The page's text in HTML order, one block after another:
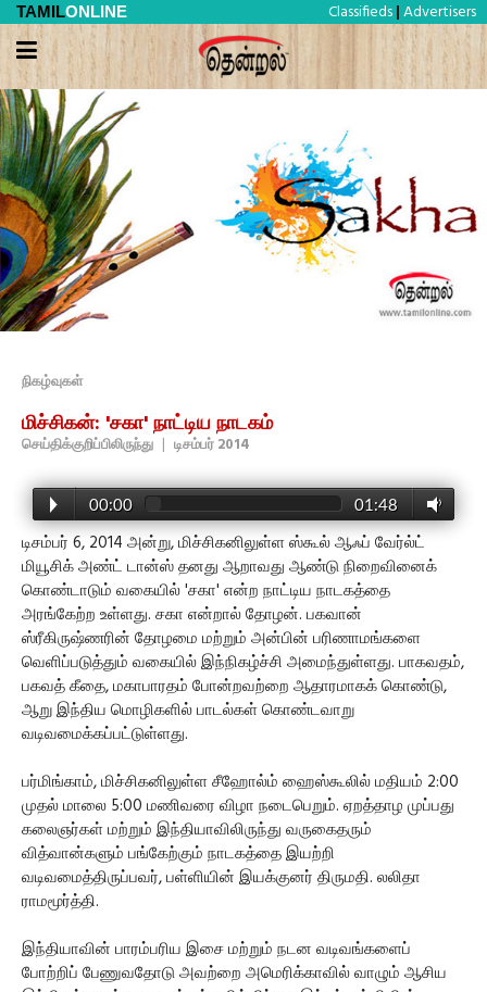
TAMILONLINE Classifieds | Advertisers
நிகழ்வுகள்
மிச்சிகன்: 'சகா' நாட்டிய நாடகம்
செய்திக்குறிப்பிலிருந்து | டிசம்பர் 2014
00:00 01:48
டிசம்பர் 6, 2014 அன்று, மிச்சிகனிலுள்ள ஸ்கூல் ஆஃப் வேர்ல்ட்
மியூசிக் அண்ட் டான்ஸ் தனது ஆறாவது ஆண்டு நிறைவினைக்
கொண்டாடும் வகையில் 'சகா' என்ற நாட்டிய நாடகத்தை
அரங்கேற்ற உள்ளது. சகா என்றால் தோழன். பகவான்
ஸ்ரீகிருஷ்ணரின் தோழமை மற்றும் அன்பின் பரிணாமங்களை
வெளிப்படுத்தும் வகையில் இந்நிகழ்ச்சி அமைந்துள்ளது. பாகவதம்,
பகவத் கீதை, மகாபாரதம் போன்றவற்றை ஆதாரமாகக் கொண்டு,
ஆறு இந்திய மொழிகளில் பாடல்கள் கொண்டவாறு
வடிவமைக்கப்பட்டுள்ளது.
பர்மிங்காம், மிச்சிகனிலுள்ள சீஹோல்ம் ஹைஸ்கூலில் மதியம் 2:00
முதல் மாலை 5:00 மணிவரை விழா நடைபெறும். ஏறத்தாழ முப்பது
கலைஞர்கள் மற்றும் இந்தியாவிலிருந்து வருகைதரும்
வித்வான்களும் பங்கேற்கும் நாடகத்தை இயற்றி
வடிவமைத்திருப்பவர், பள்ளியின் இயக்குனர் திருமதி. லலிதா
ராமமூர்த்தி.
இந்தியாவின் பாரம்பரிய இசை மற்றும் நடன வடிவங்களைப்
போற்றிப் பேணுவதோடு அவற்றை அமெரிக்காவில் வாழும் ஆசிய